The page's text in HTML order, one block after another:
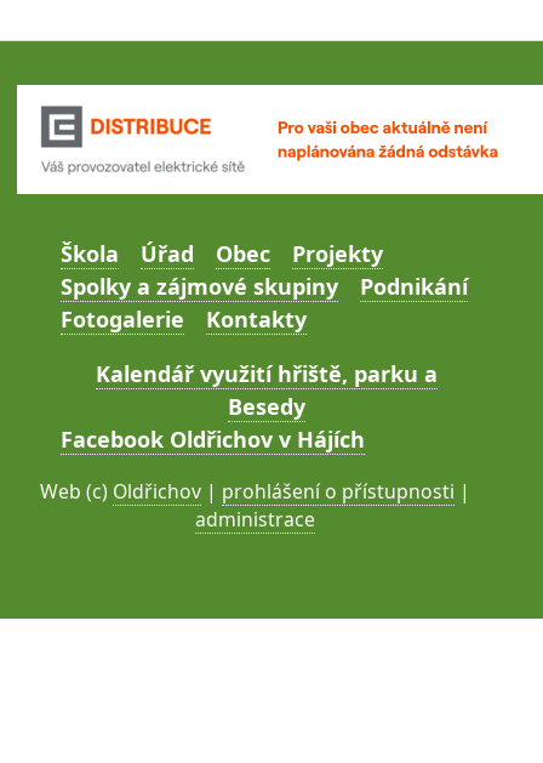
Škola Úřad Obec
Projekty
Spolky a zájmové skupiny
Podnikání
Fotogalerie
Kontakty
Kalendář využití hřiště, parku a
Besedy
Facebook Oldřichov v Hájích
Web (c) Oldřichov | prohlášení o přístupnosti |
administrace